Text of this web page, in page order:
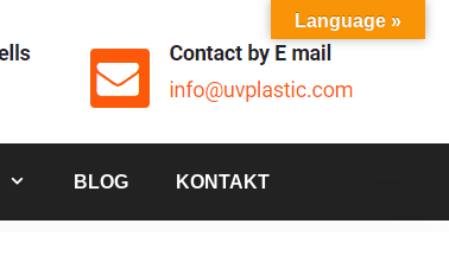
BLOG KONTAKT
Language »